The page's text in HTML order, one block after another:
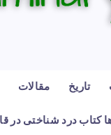
مقالات تاریخ
کتاب درد شناختی در